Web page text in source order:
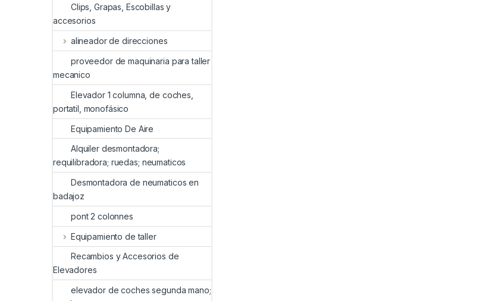
Clips, Grapas, Escobillas y
accesorios
alineador de direcciones
proveedor de maquinaria para taller
mecanico
Elevador 1 columna, de coches,
portatil, monofásico
Equipamiento De Aire
Alquiler desmontadora;
requilibradora; ruedas; neumaticos
Desmontadora de neumaticos en
badajoz
pont 2 colonnes
Equipamiento de taller
Recambios y Accesorios de
Elevadores
elevador de coches segunda mano;